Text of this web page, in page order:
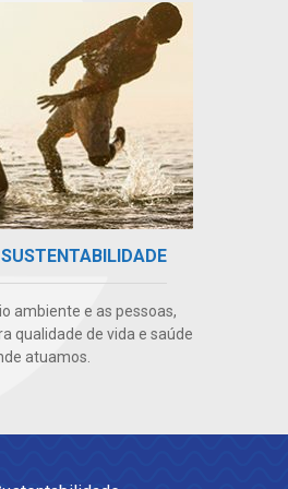
ambiente e as pessoas,
qualidade de vida e saúde
atuamos.